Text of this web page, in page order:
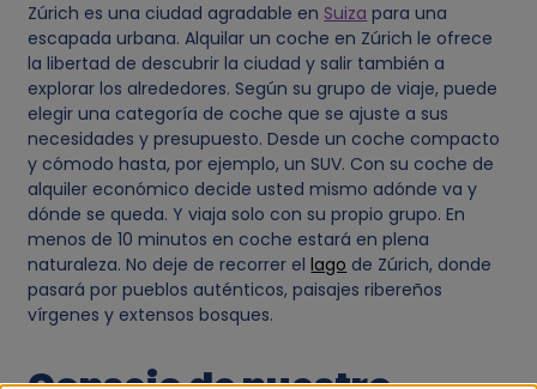
Zúrich es una ciudad agradable en Suiza para una
escapada urbana. Alquilar un coche en Zúrich le ofrece
la libertad de descubrir la ciudad y salir también a
explorar los alrededores. Según su grupo de viaje, puede
elegir una categoría de coche que se ajuste a sus
necesidades y presupuesto. Desde un coche compacto
y cómodo hasta, por ejemplo, un SUV. Con su coche de
alquiler económico decide usted mismo adónde va y
dónde se queda. Y viaja solo con su propio grupo. En
menos de 10 minutos en coche estará en plena
naturaleza. No deje de recorrer ellago de Zúrich, donde
pasará por pueblos auténticos, paisajes ribereños
vírgenes y extensos bosques.